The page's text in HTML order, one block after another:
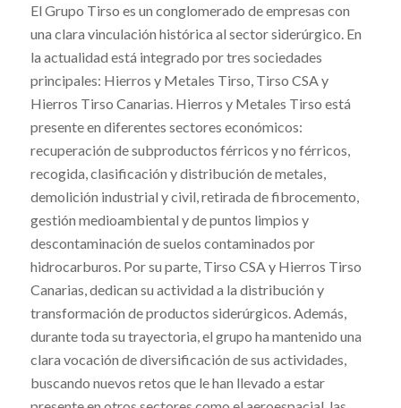
El Grupo Tirso es un conglomerado de empresas con
una clara vinculación histórica al sector siderúrgico. En
la actualidad está integrado por tres sociedades
principales: Hierros y Metales Tirso, Tirso CSA y
Hierros Tirso Canarias. Hierros y Metales Tirso está
presente en diferentes sectores económicos:
recuperación de subproductos férricos y no férricos,
recogida, clasificación y distribución de metales,
demolición industrial y civil, retirada de fibrocemento,
gestión medioambiental y de puntos limpios y
descontaminación de suelos contaminados por
hidrocarburos. Por su parte, Tirso CSA y Hierros Tirso
Canarias, dedican su actividad a la distribución y
transformación de productos siderúrgicos. Además,
durante toda su trayectoria, el grupo ha mantenido una
clara vocación de diversificación de sus actividades,
buscando nuevos retos que le han llevado a estar